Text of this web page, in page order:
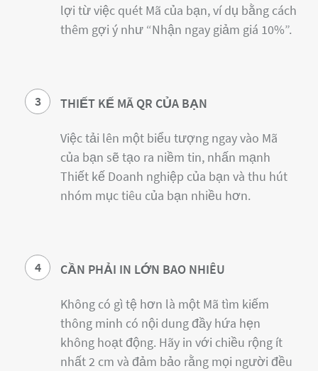
lợi từ việc quét Mã của bạn, ví dụ bằng cách
thêm gợi ý như “Nhận ngay giảm giá 10%”.
3 THIẾT KẾ MÃ QR CỦA BẠN
Việc tải lên một biểu tượng ngay vào Mã
của bạn sẽ tạo ra niềm tin, nhấn mạnh
Thiết kế Doanh nghiệp của bạn và thu hút
nhóm mục tiêu của bạn nhiều hơn.
4 CẦN PHẢI IN LỚN BAO NHIÊU
Không có gì tệ hơn là một Mã tìm kiếm
thông minh có nội dung đầy hứa hẹn
không hoạt động. Hãy in với chiều rộng ít
nhất 2 cm và đảm bảo rằng mọi người đều